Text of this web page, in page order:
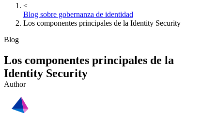
<
Blog sobre gobernanza de identidad
Los componentes principales de la Identity Security
Blog
Los componentes principales de la
Identity Security
Author